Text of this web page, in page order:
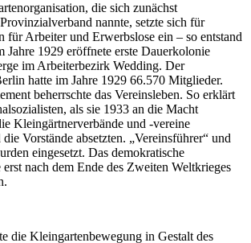
die sich zunächst
nannte, setzte sich für
für Arbeiter und Erwerbslose ein – so entstand
Jahre 1929 eröffnete erste Dauerkolonie
im Arbeiterbezirk Wedding. Der
hatte im Jahre 1929 66.570 Mitglieder.
beherrschte das Vereinsleben. So erklärt
als sie 1933 an die Macht
Kleingärtnerverbände und -vereine
Vorstände absetzten. „Vereinsführer“ und
eingesetzt. Das demokratische
nach dem Ende des Zweiten Weltkrieges
die Kleingartenbewegung in Gestalt des